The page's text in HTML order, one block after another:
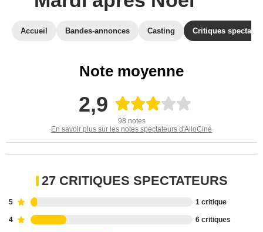
Accueil Bandes-annonces Casting Critiques
Note moyenne
2,9
98 notes
En savoir plus sur les notes spectateurs d'AlloCiné
27 CRITIQUES SPECTATEURS
5 1 critique
4 6 critiques